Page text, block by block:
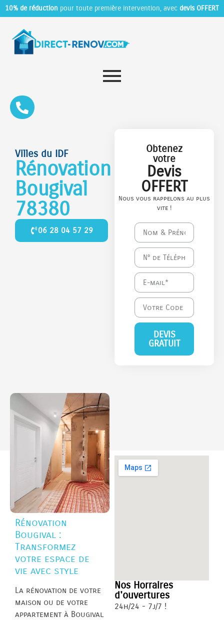
10% de réduction pour toute première intervention, avec devis OFFERT
Villes du IDF
Rénovation
Bougival
78380
06 28 04 57 29
Obtenez
votre
Devis
OFFERT
Nous vous rappelons au plus
vite !
DEVIS
GRATUIT
Rénovation
Bougival :
Transformez
votre espace de
vie avec style
La rénovation de votre
maison ou de votre
appartement à Bougival
Nos Horraires
d'ouvertures
24h/24 - 7j/7 !